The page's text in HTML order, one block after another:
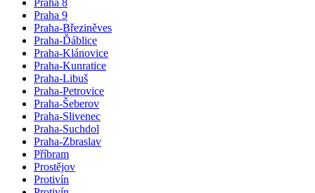
Praha 8
Praha 9
Praha-Březiněves
Praha-Ďáblice
Praha-Klánovice
Praha-Kunratice
Praha-Libuš
Praha-Petrovice
Praha-Šeberov
Praha-Slivenec
Praha-Suchdol
Praha-Zbraslav
Příbram
Prostějov
Protivín